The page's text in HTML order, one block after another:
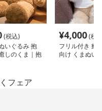
(税込)
いぐるみ 抱
しのくま｜抱
¥4,000(税
フリル付き 癒
向け くまぬい